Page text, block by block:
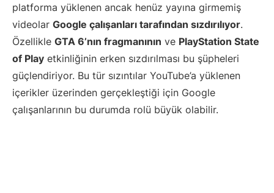
platforma yüklenen ancak henüz yayına girmemiş
videolar Google çalışanları tarafından sızdırılıyor.
Özellikle GTA 6’nın fragmanının ve PlayStation State
of Play etkinliğinin erken sızdırılması bu şüpheleri
güçlendiriyor. Bu tür sızıntılar YouTube’a yüklenen
içerikler üzerinden gerçekleştiği için Google
çalışanlarının bu durumda rolü büyük olabilir.